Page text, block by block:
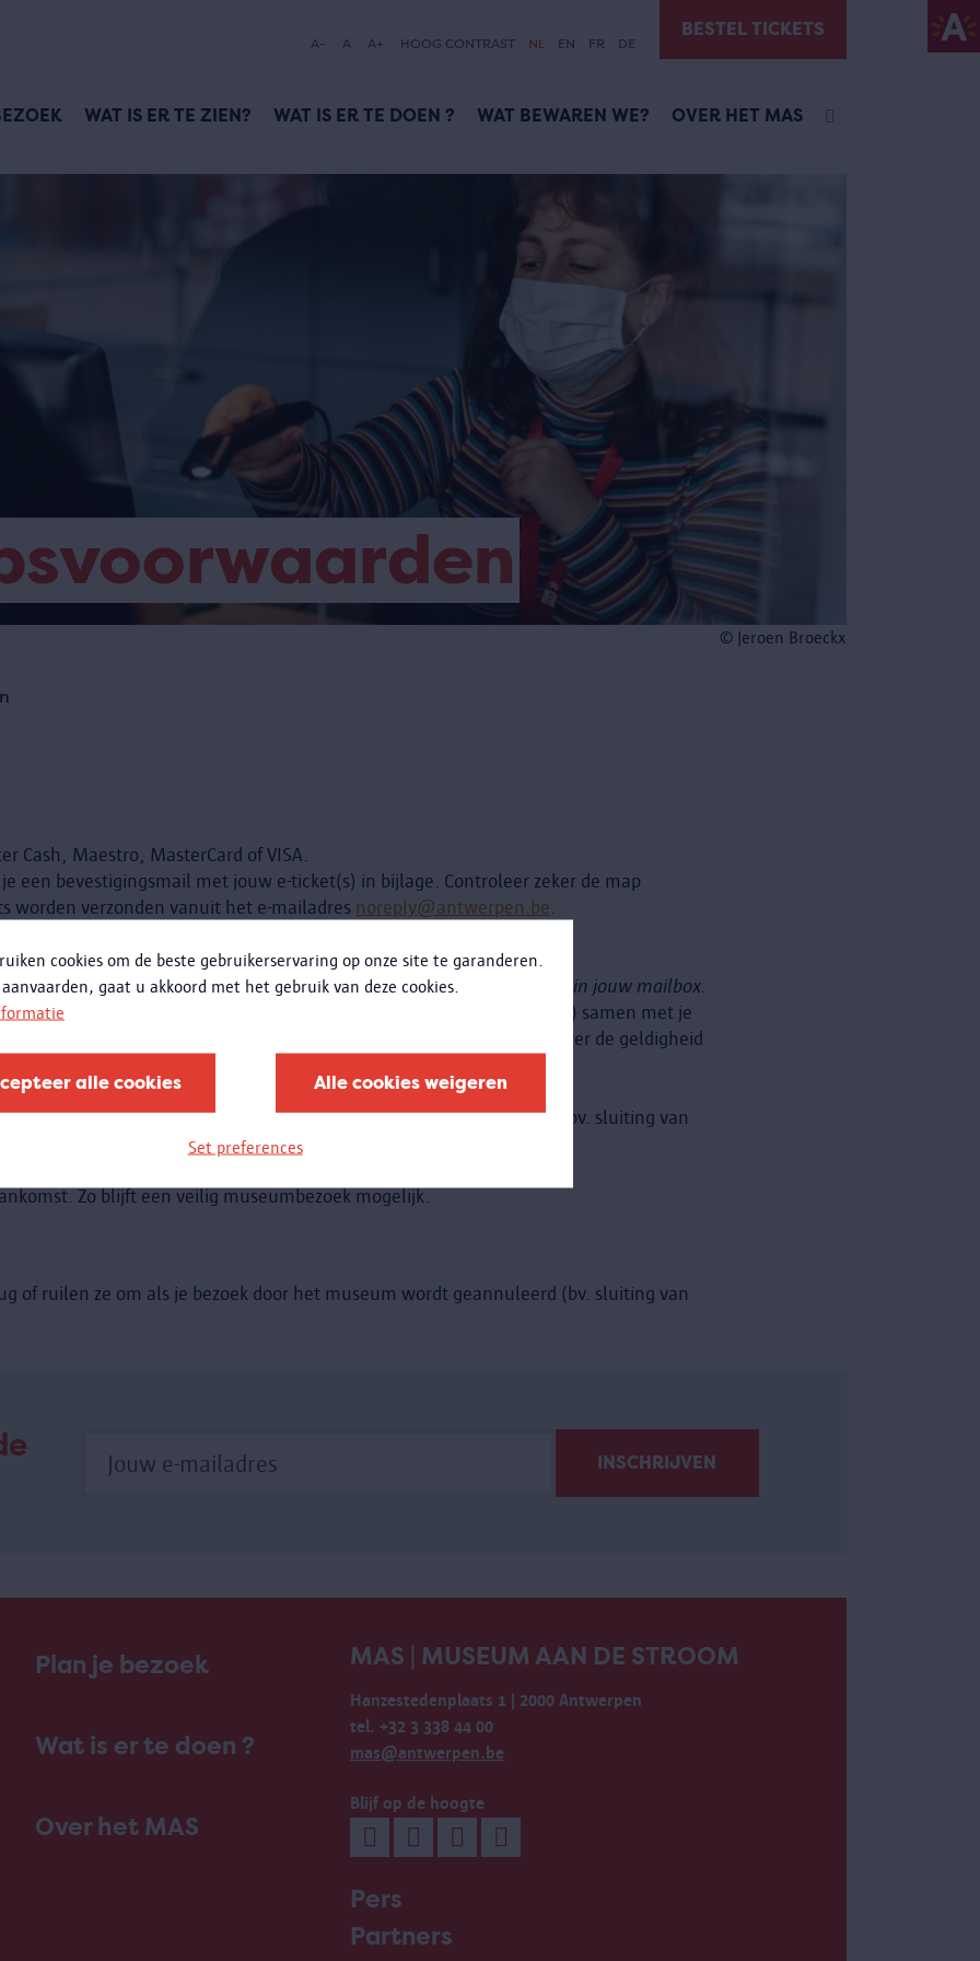
cookies om de beste gebruikerservaring op onze site te garanderen.
gaat u akkoord met het gebruik van deze cookies.
alle cookies Alle cookies weigeren
Set preferences
A- A A+ HOOG CONTRAST NL EN FR DE
BESTEL TICKETS
WAT IS ER TE ZIEN? WAT IS ER TE DOEN ? WAT BEWAREN WE? OVER HET MAS
© Jeroen Broeckx
Cash, Maestro, MasterCard of VISA.
een bevestigingsmail met jouw e-ticket(s) in bijlage. Controleer zeker de map
worden verzonden vanuit het e-mailadres noreply@antwerpen.be.
en ga je straks al naar het museum?
helpen je graag verder.
pas na 48 uur de betaling bevestigt. Je ontvangt de e-tickets dan later in jouw mailbox.
je e-ticket (opgelet: dit is niet hetzelfde als de bevestigingsmail!) samen met je
Museumpas, A-kaart, Lerarenkaart, waardebon ... Bij twijfel over de geldigheid
niet bezoeken.
of ruilen ze om als je bezoek door het museum wordt geannuleerd (bv. sluiting van
met ons op: tel. +32 3 338 44 00 of
Zo blijft een veilig museumbezoek mogelijk.
of ruilen ze om als je bezoek door het museum wordt geannuleerd (bv. sluiting van
Plan je bezoek
Wat is er te doen ?
Over het MAS
MAS | MUSEUM AAN DE STROOM
Hanzestedenplaats 1 | 2000 Antwerpen
tel. +32 3 338 44 00
mas@antwerpen.be
Blijf op de hoogte
Pers
Partners